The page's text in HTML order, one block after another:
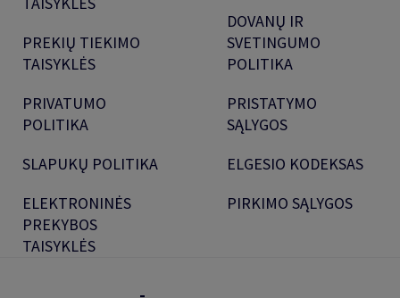
PREKIŲ TIEKIMO
TAISYKLĖS
PRIVATUMO
POLITIKA
SLAPUKŲ POLITIKA
ELEKTRONINĖS
PREKYBOS
TAISYKLĖS
DOVANŲ IR
SVETINGUMO
POLITIKA
PRISTATYMO
SĄLYGOS
ELGESIO KODEKSAS
PIRKIMO SĄLYGOS